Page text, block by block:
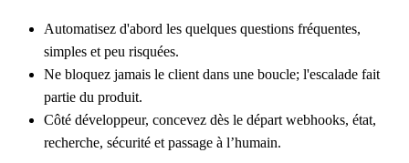
Automatisez d'abord les quelques questions fréquentes,
simples et peu risquées.
Ne bloquez jamais le client dans une boucle; l'escalade fait
partie du produit.
Côté développeur, concevez dès le départ webhooks, état,
recherche, sécurité et passage à l’humain.